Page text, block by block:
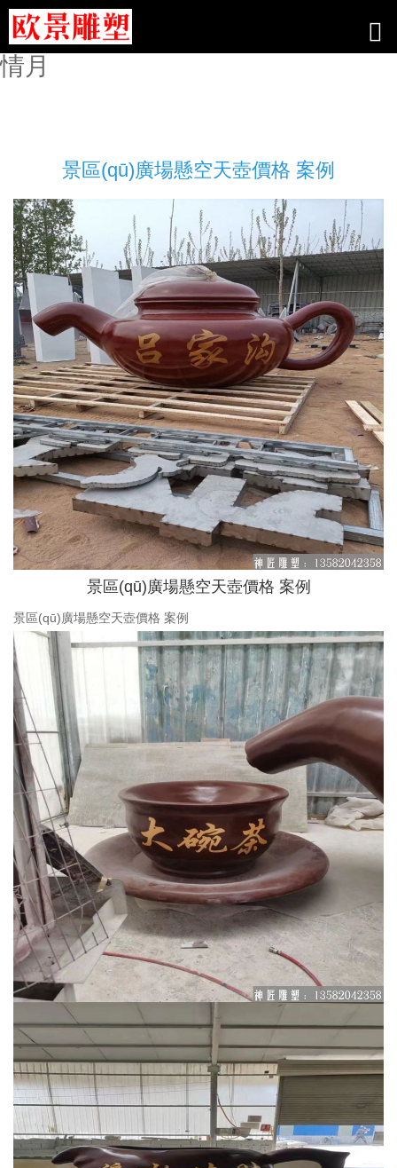
56pao国产成视_福利免费精选极品_
欧美激情中文字幕_丁香五月综合缴
情月
景區(qū)廣場懸空天壺價格 案例
景區(qū)廣場懸空天壺價格 案例
景區(qū)廣場懸空天壺價格 案例